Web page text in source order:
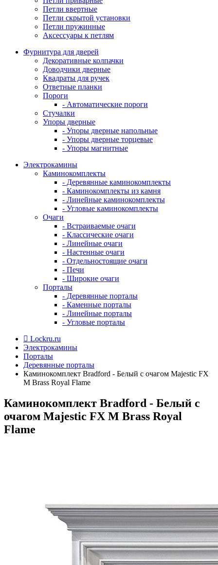
Петли ввертные
Петли скрытой установки
Петли пружинные
Аксессуары к петлям
Фурнитура для дверей
Декоративные колпачки
Доводчики дверные
Квадраты для ручек
Ответные планки
Пороги
- Автоматические пороги
Стучалки
Упоры дверные
- Упоры дверные напольные
- Упоры дверные торцевые
- Упоры магнитные
Электрокамины
Каминокомплекты
- Деревянные каминокомплекты
- Каминокомплекты из камня
- Линейные каминокомплекты
- Угловые каминокомплекты
Очаги
- Встраиваемые очаги
- Классические очаги
- Линейные очаги
- Настенные очаги
- Отдельностоящие очаги
- Печи
- Широкие очаги
Порталы
- Деревянные порталы
- Каменные порталы
- Линейные порталы
- Угловые порталы
Lockru.ru
Электрокамины
Порталы
Деревянные порталы
Каминокомплект Bradford - Белый с очагом Majestic FX
M Brass Royal Flame
Каминокомплект Bradford - Белый с
очагом Majestic FX M Brass Royal
Flame